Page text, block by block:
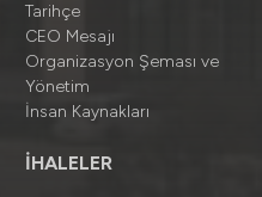
Tarihçe
CEO Mesajı
Organizasyon Şeması ve
Yönetim
İnsan Kaynakları
İHALELER